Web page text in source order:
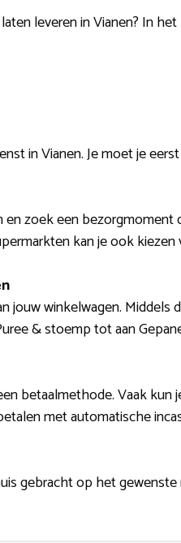
leveren in Vianen? In
in Vianen. Je moet je
en zoek een
kan je ook
jouw winkelwagen.
& stoemp tot aan
betaalmethode. Vaak kun
met automatische
gebracht op het